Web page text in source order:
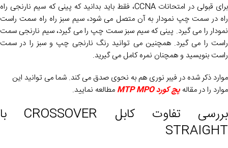
برای قبولی در امتحانات CCNA، فقط باید بدانید که پینی که سیم نارنجی راه
راه در سمت چپ نمودار به آن متصل می شود، سیم سبز راه راه سمت راست
نمودار را می گیرد. پینی که سیم سبز سمت چپ را می گیرد، سیم نارنجی سمت
راست را می گیرد. همچنین می توانید رنگ نارنجی چپ و سبز را در سمت
راست بنویسید و همچنان نمره کامل می گیرید.
موارد ذکر شده در فیبر نوری هم به نحوی صدق می کند. شما می توانید این
موارد را در مقاله پچ کورد MTP MPO مطالعه نمایید.
بررسی تفاوت کابل CROSSOVER با
STRAIGHT